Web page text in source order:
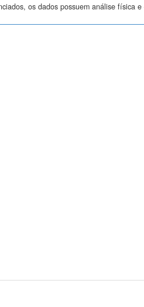
os dados possuem análise física